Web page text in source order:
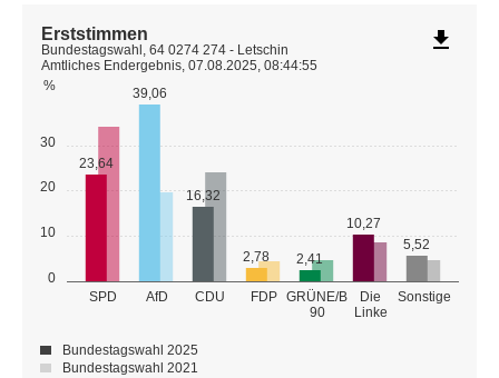
0
10
20
30
%
SPD AfD CDU FDP GRÜNE/B
90
Die
Linke
Sonstige
23,64
39,06
16,32
2,78 2,41
10,27
5,52
Erststimmen
Bundestagswahl, 64 0274 274 - Letschin
Amtliches Endergebnis, 07.08.2025, 08:44:55
Bundestagswahl 2025
Bundestagswahl 2021
file_download